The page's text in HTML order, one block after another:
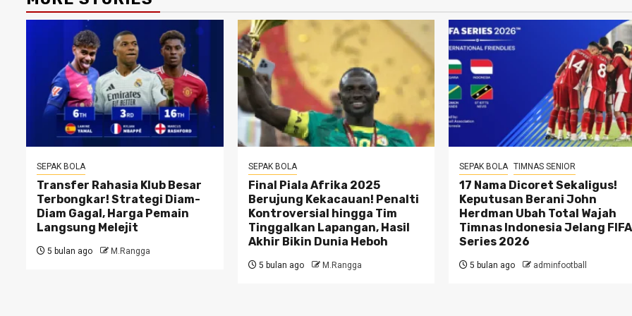
SEPAK BOLA
Transfer Rahasia Klub Besar
Terbongkar! Strategi Diam-
Diam Gagal, Harga Pemain
Langsung Melejit
5 bulan ago M.Rangga
SEPAK BOLA
Final Piala Afrika 2025
Berujung Kekacauan! Penalti
Kontroversial hingga Tim
Tinggalkan Lapangan, Hasil
Akhir Bikin Dunia Heboh
5 bulan ago M.Rangga
SEPAK BOLA TIMNAS SENIOR
17 Nama Dicoret Sekaligus!
Keputusan Berani John
Herdman Ubah Total Wajah
Timnas Indonesia Jelang FIFA
Series 2026
5 bulan ago adminfootball